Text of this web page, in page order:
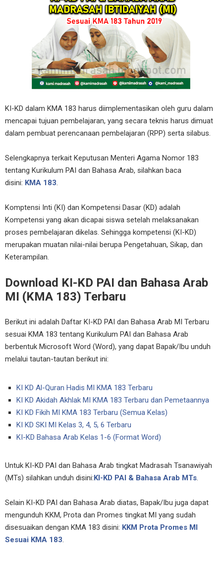
KI-KD dalam KMA 183 harus diimplementasikan oleh guru dalam
mencapai tujuan pembelajaran, yang secara teknis harus dimuat
dalam pembuat perencanaan pembelajaran (RPP) serta silabus.
Selengkapnya terkait Keputusan Menteri Agama Nomor 183
tentang Kurikulum PAI dan Bahasa Arab, silahkan baca
disini: KMA 183.
Komptensi Inti (KI) dan Kompetensi Dasar (KD) adalah
Kompetensi yang akan dicapai siswa setelah melaksanakan
proses pembelajaran dikelas. Sehingga kompetensi (KI-KD)
merupakan muatan nilai-nilai berupa Pengetahuan, Sikap, dan
Keterampilan.
Download KI-KD PAI dan Bahasa Arab
MI (KMA 183) Terbaru
Berikut ini adalah Daftar KI-KD PAI dan Bahasa Arab MI Terbaru
sesuai KMA 183 tentang Kurikulum PAI dan Bahasa Arab
berbentuk Microsoft Word (Word), yang dapat Bapak/Ibu unduh
melalui tautan-tautan berikut ini:
KI KD Al-Quran Hadis MI KMA 183 Terbaru
KI KD Akidah Akhlak MI KMA 183 Terbaru dan Pemetaannya
KI KD Fikih MI KMA 183 Terbaru (Semua Kelas)
KI KD SKI MI Kelas 3, 4, 5, 6 Terbaru
KI-KD Bahasa Arab Kelas 1-6 (Format Word)
Untuk KI-KD PAI dan Bahasa Arab tingkat Madrasah Tsanawiyah
(MTs) silahkan unduh disini:KI-KD PAI & Bahasa Arab MTs.
Selain KI-KD PAI dan Bahasa Arab diatas, Bapak/Ibu juga dapat
mengunduh KKM, Prota dan Promes tingkat MI yang sudah
disesuaikan dengan KMA 183 disini: KKM Prota Promes MI
Sesuai KMA 183.